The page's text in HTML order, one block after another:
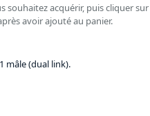
souhaitez acquérir, puis cliquer
avoir ajouté au panier.
mâle (dual link).